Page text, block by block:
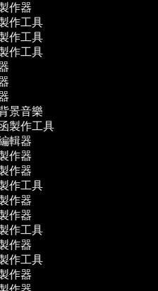
作器
作工具
作工具
作工具
景音樂
製作工具
輯器
作器
作器
作工具
作器
作器
作工具
作器
作工具
作器